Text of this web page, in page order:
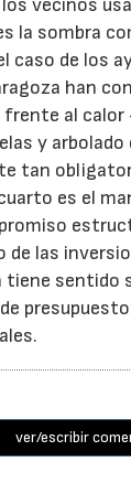
los vecinos
la sombra
caso de los
han
frente al
y
tan
es el
de las
tiene sentido
ver/escribir